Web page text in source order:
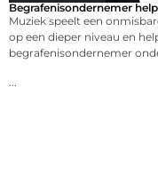
Begrafenisondernemer
Muziek speelt een
op een dieper niveau en
begrafenisondernemer